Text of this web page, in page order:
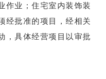
作业；住宅室内装饰装
经批准的项目，经相关
，具体经营项目以审批